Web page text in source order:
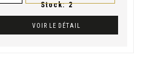
Stock: 2
VOIR LE DÉTAIL